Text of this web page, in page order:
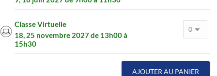
Classe Virtuelle
18, 25 novembre 2027 de 13h00 à
15h30
AJOUTER AU PANIER